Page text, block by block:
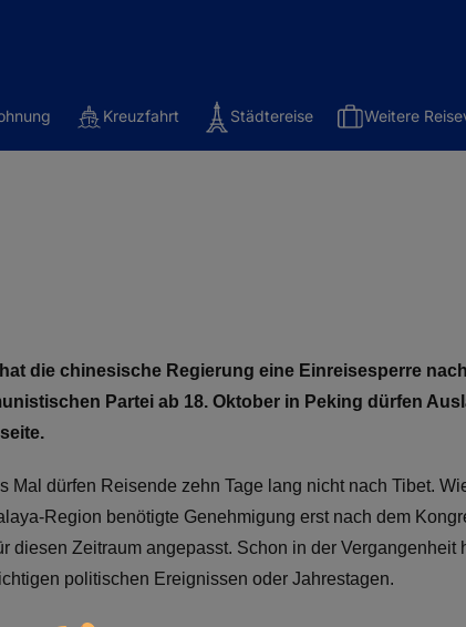
Kreuzfahrt Städtereise Weitere
die chinesische Regierung eine Einreisesperre
Partei ab 18. Oktober in Peking dürfen
dürfen Reisende zehn Tage lang nicht nach Tibet.
Region benötigte Genehmigung erst nach dem
diesen Zeitraum angepasst. Schon in der Vergangenheit
politischen Ereignissen oder Jahrestagen.